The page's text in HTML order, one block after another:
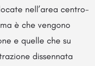
nell’area centro-
è che vengono
e quelle che su
dissennata